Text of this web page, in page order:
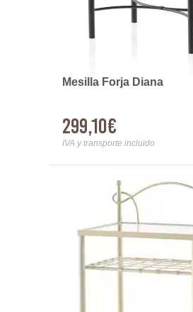
Mesilla Forja Diana
299,10€
IVA y transporte incluido